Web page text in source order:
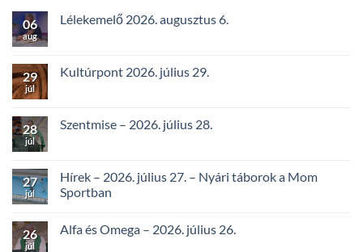
06
aug
Lélekemelő 2026. augusztus 6.
29
júl
Kultúrpont 2026. július 29.
28
júl
Szentmise – 2026. július 28.
27
júl
Hírek – 2026. július 27. – Nyári táborok a Mom
Sportban
26
júl
Alfa és Omega – 2026. július 26.